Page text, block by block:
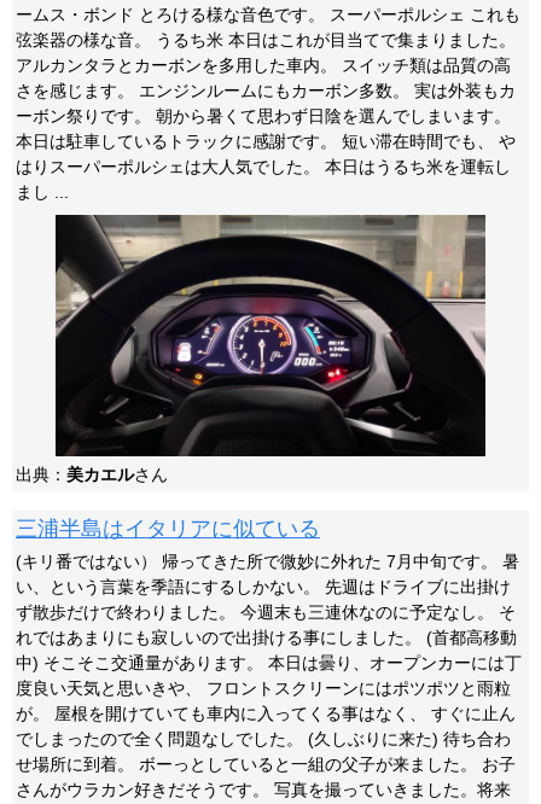
ームス・ボンド とろける様な音色です。 スーパーポルシェ これも
弦楽器の様な音。 うるち米 本日はこれが目当てで集まりました。
アルカンタラとカーボンを多用した車内。 スイッチ類は品質の高
さを感じます。 エンジンルームにもカーボン多数。 実は外装もカ
ーボン祭りです。 朝から暑くて思わず日陰を選んでしまいます。
本日は駐車しているトラックに感謝です。 短い滞在時間でも、 や
はりスーパーポルシェは大人気でした。 本日はうるち米を運転し
まし ...
出典： 美カエルさん
三浦半島はイタリアに似ている
(キリ番ではない） 帰ってきた所で微妙に外れた 7月中旬です。 暑
い、という言葉を季語にするしかない。 先週はドライブに出掛け
ず散歩だけで終わりました。 今週末も三連休なのに予定なし。 そ
れではあまりにも寂しいので出掛ける事にしました。 (首都高移動
中) そこそこ交通量があります。 本日は曇り、オープンカーには丁
度良い天気と思いきや、 フロントスクリーンにはポツポツと雨粒
が。 屋根を開けていても車内に入ってくる事はなく、 すぐに止ん
でしまったので全く問題なしでした。 (久しぶりに来た) 待ち合わ
せ場所に到着。 ボーっとしていると一組の父子が来ました。 お子
さんがウラカン好きだそうです。 写真を撮っていきました。将来